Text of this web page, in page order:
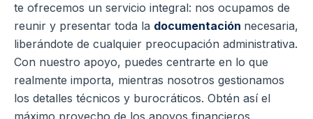
te ofrecemos un servicio integral: nos ocupamos de
reunir y presentar toda la documentación necesaria,
liberándote de cualquier preocupación administrativa.
Con nuestro apoyo, puedes centrarte en lo que
realmente importa, mientras nosotros gestionamos
los detalles técnicos y burocráticos. Obtén así el